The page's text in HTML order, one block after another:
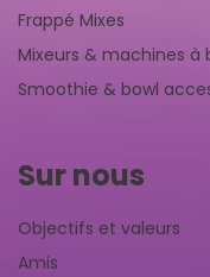
Frappé Mixes
Mixeurs & machines à
Smoothie & bowl
Sur nous
Objectifs et valeurs
Amis